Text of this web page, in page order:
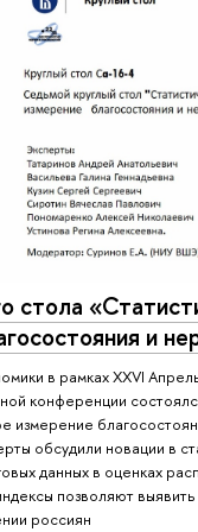
стола
и
в рамках XXVI
конференции
измерение
обсудили новации в
данных в оценках
позволяют
россиян